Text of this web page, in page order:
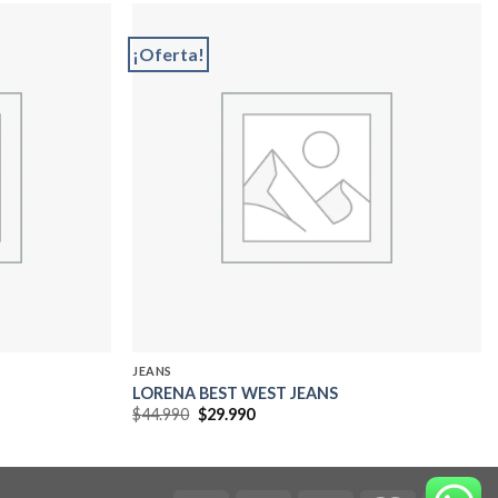
¡Oferta!
JEANS
LORENA BEST WEST JEANS
$44.990 El
precio
$29.990El